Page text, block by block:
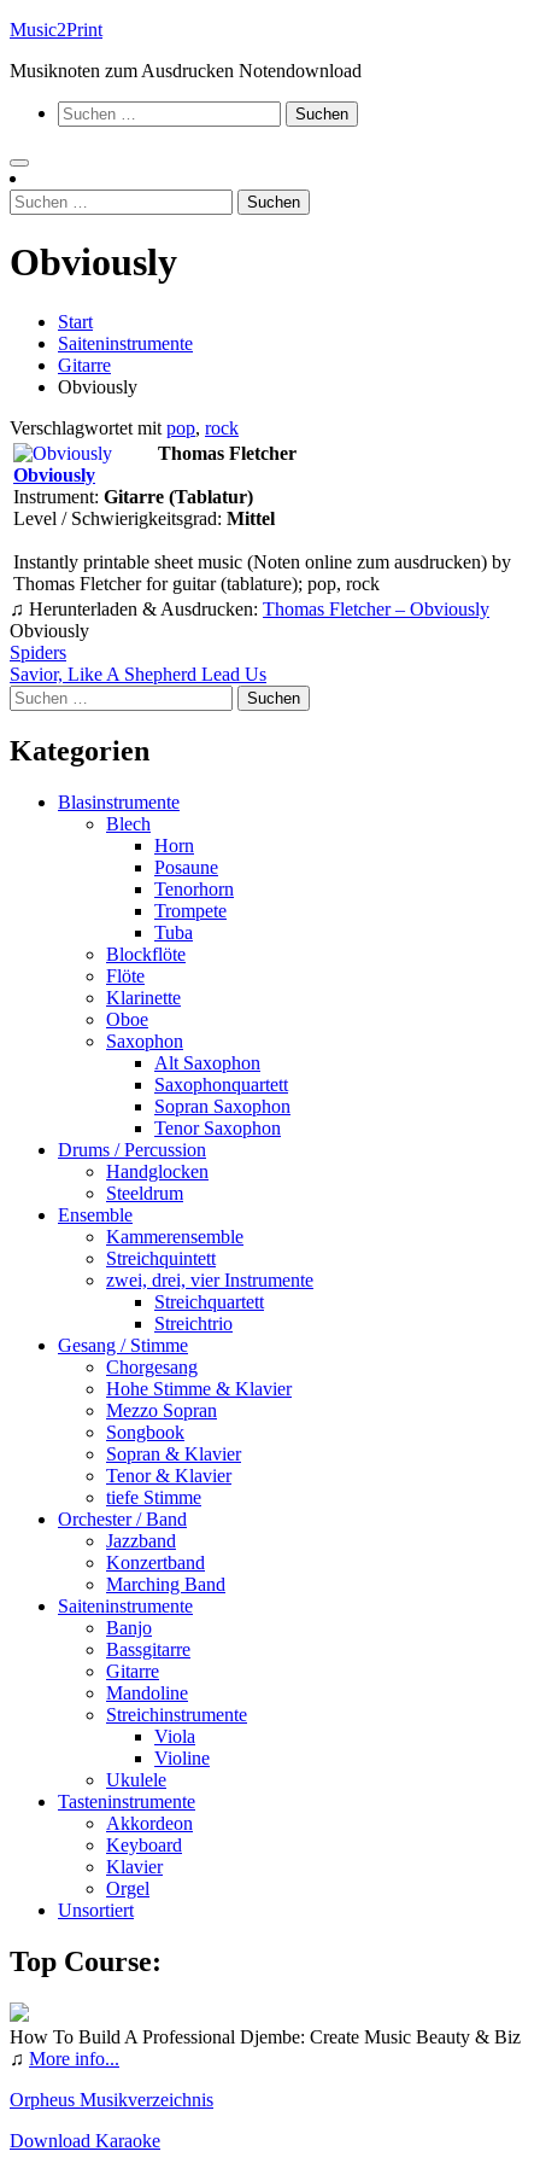
Zum
springen
Music2Print
Musiknoten zum Ausdrucken Notendownload
Suchen
nach:
Suchen
nach:
Obviously
Start
Saiteninstrumente
Gitarre
Obviously
Verschlagwortet mit pop, rock
Thomas Fletcher
Obviously
Instrument: Gitarre (Tablatur)
Level / Schwierigkeitsgrad: Mittel
Instantly printable sheet music (Noten online zum ausdrucken) by
Thomas Fletcher for guitar (tablature); pop, rock
♫ Herunterladen & Ausdrucken: Thomas Fletcher – Obviously
Obviously
Beitragsnavigation
Spiders
Savior, Like A Shepherd Lead Us
Suchen
nach:
Kategorien
Blasinstrumente
Blech
Horn
Posaune
Tenorhorn
Trompete
Tuba
Blockflöte
Flöte
Klarinette
Oboe
Saxophon
Alt Saxophon
Saxophonquartett
Sopran Saxophon
Tenor Saxophon
Drums / Percussion
Handglocken
Steeldrum
Ensemble
Kammerensemble
Streichquintett
zwei, drei, vier Instrumente
Streichquartett
Streichtrio
Gesang / Stimme
Chorgesang
Hohe Stimme & Klavier
Mezzo Sopran
Songbook
Sopran & Klavier
Tenor & Klavier
tiefe Stimme
Orchester / Band
Jazzband
Konzertband
Marching Band
Saiteninstrumente
Banjo
Bassgitarre
Gitarre
Mandoline
Streichinstrumente
Viola
Violine
Ukulele
Tasteninstrumente
Akkordeon
Keyboard
Klavier
Orgel
Unsortiert
Top Course:
How To Build A Professional Djembe: Create Music Beauty & Biz
♫ More info...
Orpheus Musikverzeichnis
Download Karaoke